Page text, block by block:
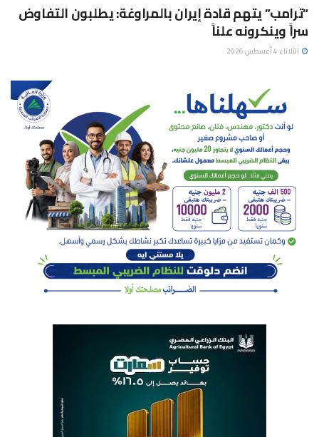
“ترامب” يتهم قادة إيران بالمراوغة: يطلبون التفاوض
سراً وينكرونه علناً
الثلاثاء 4 أغسطس 2026